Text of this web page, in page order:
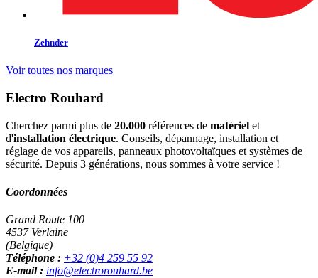
Zehnder
Voir toutes nos marques
Electro Rouhard
Cherchez parmi plus de 20.000 références de matériel et
d'installation électrique. Conseils, dépannage, installation et
réglage de vos appareils, panneaux photovoltaïques et systèmes de
sécurité. Depuis 3 générations, nous sommes à votre service !
Coordonnées
Grand Route 100
4537 Verlaine
(Belgique)
Téléphone : +32 (0)4 259 55 92
E-mail : info@electrorouhard.be